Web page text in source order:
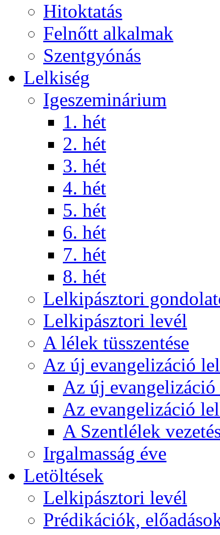
Hitoktatás
Felnőtt alkalmak
Szentgyónás
Lelkiség
Igeszeminárium
1. hét
2. hét
3. hét
4. hét
5. hét
6. hét
7. hét
8. hét
Lelkipásztori
Lelkipásztori levél
A lélek tüsszentése
Az új evangelizáció
Az új
Az evangelizáció
A Szentlélek
Irgalmasság éve
Letöltések
Lelkipásztori levél
Prédikációk,